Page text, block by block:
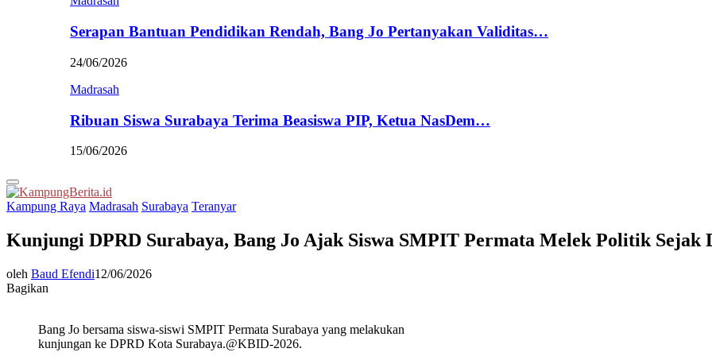
Serapan Bantuan Pendidikan Rendah, Bang Jo Pertanyakan Validitas…
24/06/2026
Madrasah
Ribuan Siswa Surabaya Terima Beasiswa PIP, Ketua NasDem…
15/06/2026
Primary
Menu
Kampung Raya Madrasah Surabaya Teranyar
Kunjungi DPRD Surabaya, Bang Jo Ajak Siswa SMPIT Permata Melek Politik Sejak
oleh Baud Efendi12/06/2026
Bagikan
Bang Jo bersama siswa-siswi SMPIT Permata Surabaya yang melakukan
kunjungan ke DPRD Kota Surabaya.@KBID-2026.